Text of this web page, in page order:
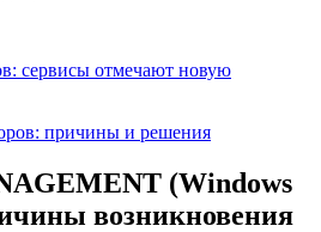
сервисы отмечают новую
причины и решения
(Windows
возникновения